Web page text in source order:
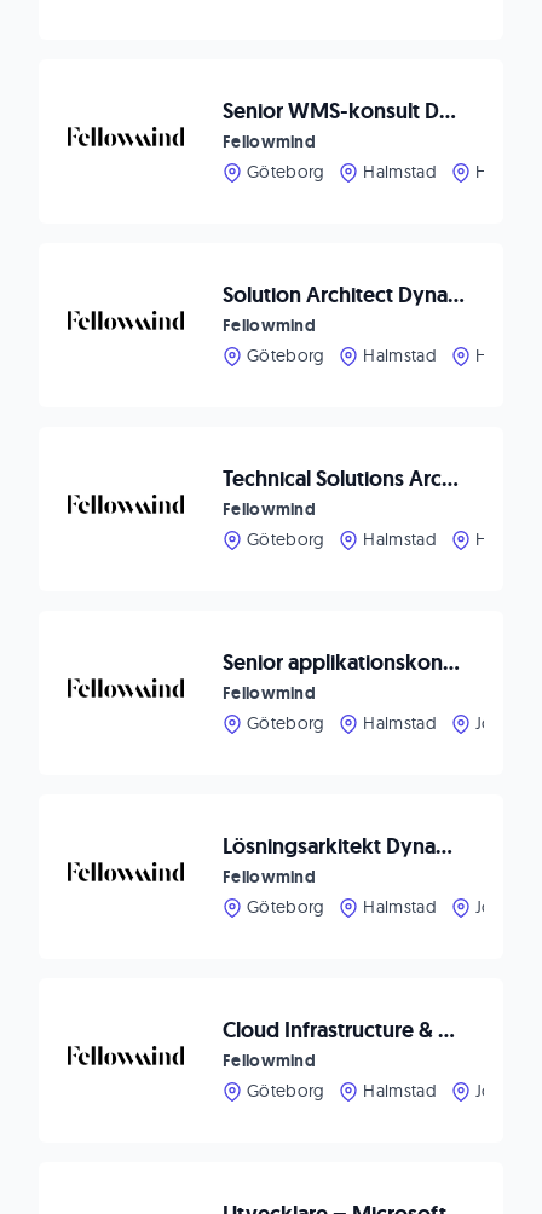
Senior WMS-konsult Dynamics 365 F&SCM
Fellowmind
Göteborg
Halmstad
Solution Architect Dynamics 365 F&SCM
Fellowmind
Göteborg
Halmstad
Technical Solutions Architect Dynamics 365 F&SCM
Fellowmind
Göteborg
Halmstad
Senior applikationskonsult D365 CE till Fellowmind
Fellowmind
Göteborg
Halmstad
Lösningsarkitekt Dynamics Customer Engagement (CE) – Forma framtidens kundupplevelser med oss!
Fellowmind
Göteborg
Halmstad
Cloud Infrastructure & Security Architect
Fellowmind
Göteborg
Halmstad